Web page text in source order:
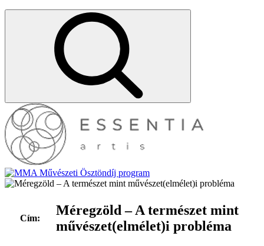
Cím:
Méregzöld – A természet mint
művészet(elmélet)i probléma